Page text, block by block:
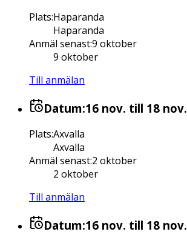
Plats:Haparanda
Haparanda
Anmäl senast:9 oktober
9 oktober
Till anmälan
Datum:16 nov. till 18 nov.
Plats:Axvalla
Axvalla
Anmäl senast:2 oktober
2 oktober
Till anmälan
Datum:16 nov. till 18 nov.